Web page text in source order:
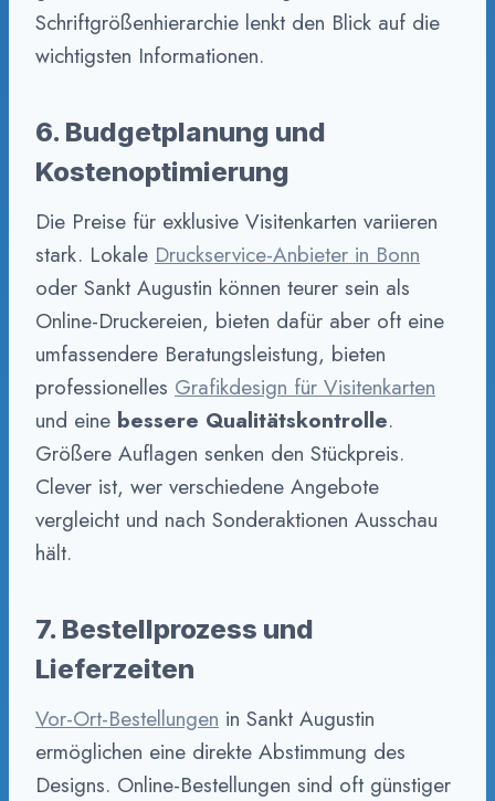
Schriftgrößenhierarchie lenkt den Blick auf die
wichtigsten Informationen.
6. Budgetplanung und
Kostenoptimierung
Die Preise für exklusive Visitenkarten variieren
stark. Lokale Druckservice-Anbieter in Bonn
oder Sankt Augustin können teurer sein als
Online-Druckereien, bieten dafür aber oft eine
umfassendere Beratungsleistung, bieten
professionelles Grafikdesign für Visitenkarten
und eine bessere Qualitätskontrolle.
Größere Auflagen senken den Stückpreis.
Clever ist, wer verschiedene Angebote
vergleicht und nach Sonderaktionen Ausschau
hält.
7. Bestellprozess und
Lieferzeiten
Vor-Ort-Bestellungen in Sankt Augustin
ermöglichen eine direkte Abstimmung des
Designs. Online-Bestellungen sind oft günstiger